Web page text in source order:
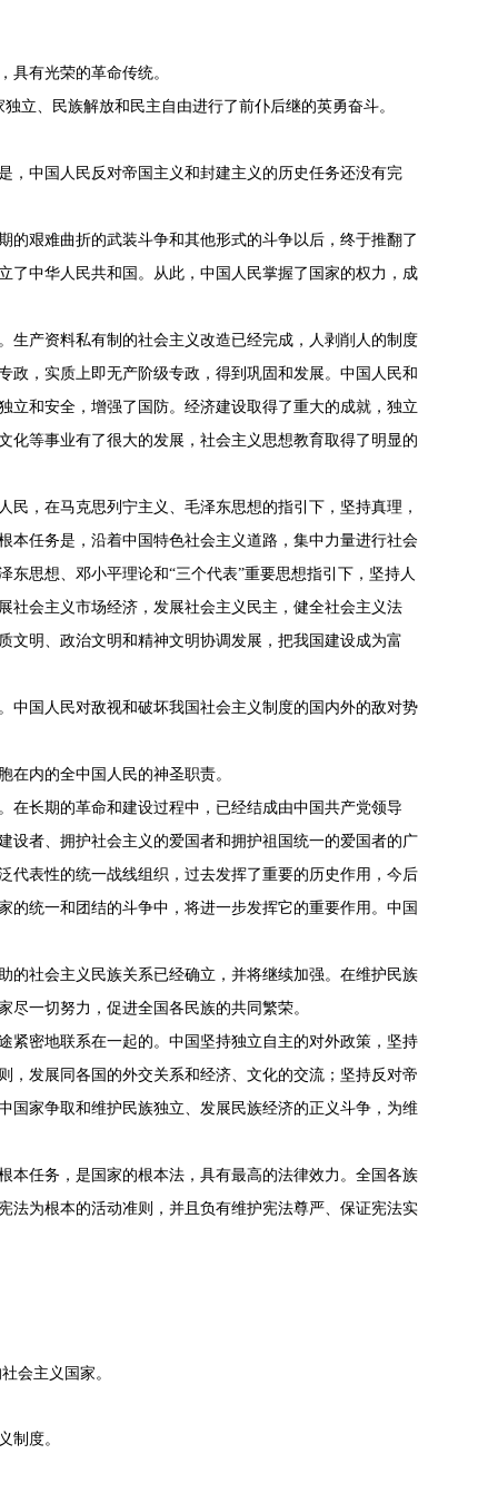
有光荣的革命传统。
、民族解放和民主自由进行了前仆后继的英勇奋斗。
中国人民反对帝国主义和封建主义的历史任务还没有完
艰难曲折的武装斗争和其他形式的斗争以后，终于推翻了
了中华人民共和国。从此，中国人民掌握了国家的权力，成
产资料私有制的社会主义改造已经完成，人剥削人的制度
，实质上即无产阶级专政，得到巩固和发展。中国人民和
立和安全，增强了国防。经济建设取得了重大的成就，独立
化等事业有了很大的发展，社会主义思想教育取得了明显的
，在马克思列宁主义、毛泽东思想的指引下，坚持真理，
本任务是，沿着中国特色社会主义道路，集中力量进行社会
思想、邓小平理论和“三个代表”重要思想指引下，坚持人
社会主义市场经济，发展社会主义民主，健全社会主义法
文明、政治文明和精神文明协调发展，把我国建设成为富
国人民对敌视和破坏我国社会主义制度的国内外的敌对势
内的全中国人民的神圣职责。
长期的革命和建设过程中，已经结成由中国共产党领导
设者、拥护社会主义的爱国者和拥护祖国统一的爱国者的广
代表性的统一战线组织，过去发挥了重要的历史作用，今后
统一和团结的斗争中，将进一步发挥它的重要作用。中国
社会主义民族关系已经确立，并将继续加强。在维护民族
一切努力，促进全国各民族的共同繁荣。
密地联系在一起的。中国坚持独立自主的对外政策，坚持
，发展同各国的外交关系和经济、文化的交流；坚持反对帝
国家争取和维护民族独立、发展民族经济的正义斗争，为维
任务，是国家的根本法，具有最高的法律效力。全国各族
法为根本的活动准则，并且负有维护宪法尊严、保证宪法实
会主义国家。
度。